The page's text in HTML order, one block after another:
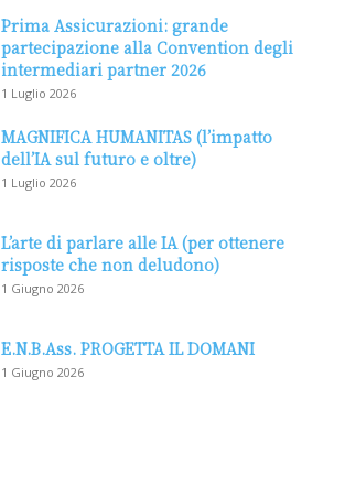
Prima Assicurazioni: grande
partecipazione alla Convention degli
intermediari partner 2026
1 Luglio 2026
MAGNIFICA HUMANITAS (l’impatto
dell’IA sul futuro e oltre)
1 Luglio 2026
L’arte di parlare alle IA (per ottenere
risposte che non deludono)
1 Giugno 2026
E.N.B.Ass. PROGETTA IL DOMANI
1 Giugno 2026